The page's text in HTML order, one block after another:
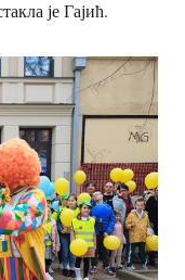
је Гајић.